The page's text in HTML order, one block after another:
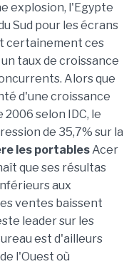
explosion, l'Egypte
Sud pour les écrans
certainement ces
taux de croissance
Alors que
d'une croissance
selon IDC, le
de 35,7% sur la
les portablesAcer
que ses résultas
aux
ventes baissent
leader sur les
est d'ailleurs
l'Ouest où